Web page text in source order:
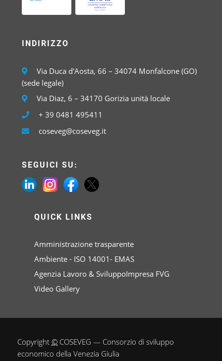
INDIRIZZO
Via Duca d'Aosta, 66 – 34074 Monfalcone (GO)
(sede legale)
Via Diaz, 6 – 34170 Gorizia unità locale
+ 39 0481 495411
coseveg@coseveg.it
SEGUICI SU:
QUICK LINKS
Amministrazione trasparente
Ambiente - ISO 14001- EMAS
Agenzia Lavoro & SviluppoImpresa FVG
Video Gallery
Copyright © COSEVEG — Consorzio di sviluppo
economico della Venezia Giulia